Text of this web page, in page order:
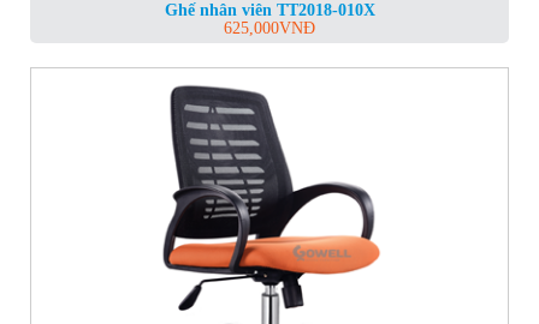
Ghế nhân viên TT2018-010X
625,000VNĐ